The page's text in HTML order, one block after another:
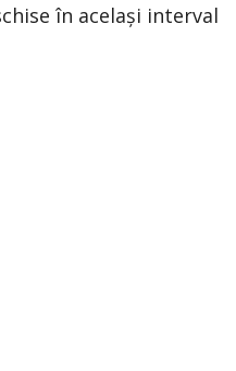
în același interval